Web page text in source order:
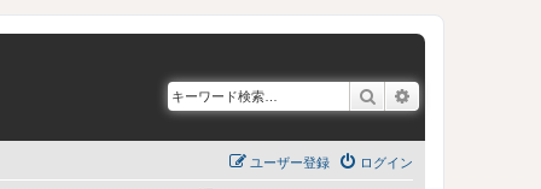
検索
ログイン
ユーザー登録